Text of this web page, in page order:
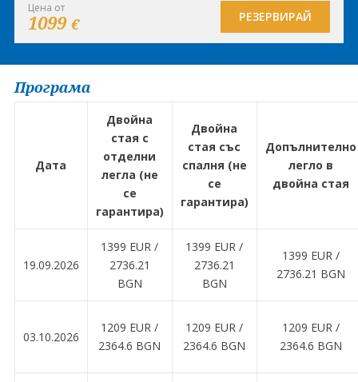
РЕЗЕРВИРАЙ
Цена от
1099 €
Програма
Дата
Двойна
стая с
отделни
легла (не
се
гарантира)
Двойна
стая със
спалня (не
се
гарантира)
Допълнително
легло в
двойна стая
19.09.2026
1399 EUR ∕
2736.21
BGN
1399 EUR ∕
2736.21
BGN
1399 EUR ∕
2736.21 BGN
03.10.2026
1209 EUR ∕
2364.6 BGN
1209 EUR ∕
2364.6 BGN
1209 EUR ∕
2364.6 BGN